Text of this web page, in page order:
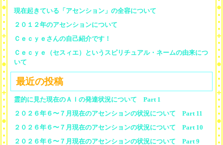
現在起きている「アセンション」の全容について
２０１２年のアセンションについて
Ｃｅｃｙｅさんの自己紹介です！
Ｃｅｃｙｅ（セスィエ）というスピリチュアル・ネームの由来につ
いて
最近の投稿
霊的に見た現在のＡＩの発達状況について Part 1
２０２６年６〜７月現在のアセンションの状況について Part 11
２０２６年６〜７月現在のアセンションの状況について Part 10
２０２６年６〜７月現在のアセンションの状況について Part 9